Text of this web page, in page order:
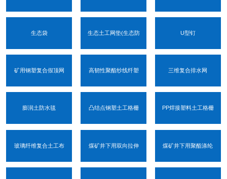
1 2 3
生态袋 生态土工网垫(生态防 U型钉
矿用钢塑复合假顶网 高韧性聚酯纱线纤塑 三维复合排水网
膨润土防水毯 凸结点钢塑土工格栅 PP焊接塑料土工格栅
玻璃纤维复合土工布 煤矿井下用双向拉伸 煤矿井下用聚酯涤纶